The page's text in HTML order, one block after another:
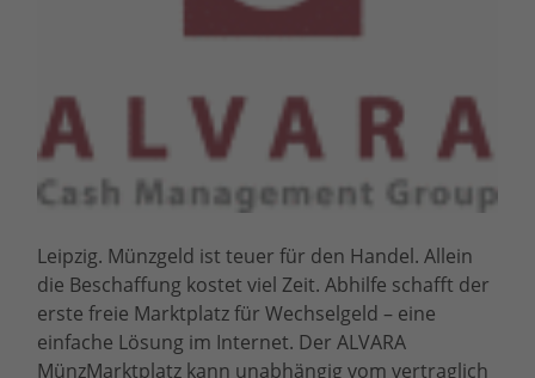
Leipzig. Münzgeld ist teuer für den Handel. Allein
die Beschaffung kostet viel Zeit. Abhilfe schafft der
erste freie Marktplatz für Wechselgeld – eine
einfache Lösung im Internet. Der ALVARA
MünzMarktplatz kann unabhängig vom vertraglich